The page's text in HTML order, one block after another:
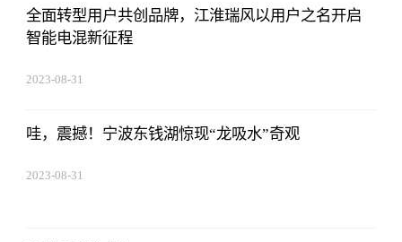
全面转型用户共创品牌，江淮瑞风以用户之名开启
智能电混新征程
2023-08-31
哇，震撼！宁波东钱湖惊现“龙吸水”奇观
2023-08-31